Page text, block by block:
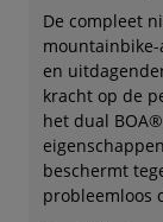
De compleet
en
kracht op de
het dual
beschermt
probleemloos